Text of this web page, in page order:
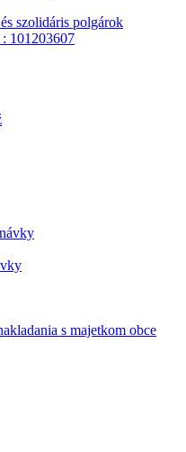
szolidáris polgárok
101203607
s majetkom obce